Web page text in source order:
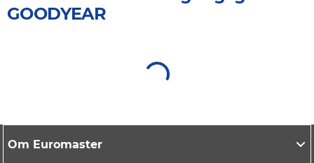
GOODYEAR
Om Euromaster